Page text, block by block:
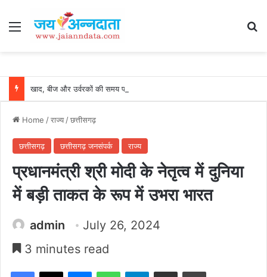
Menu
Home /राज्य/छत्तीसगढ़
छत्तीसगढ़ छत्तीसगढ़ जनसंपर्क राज्य
प्रधानमंत्री श्री मोदी के नेतृत्व में दुनिया
में बड़ी ताकत के रूप में उभरा भारत
admin
July 26, 2024
3 minutes read
Facebook
X MessengerWhatsAppTelegramShare via Email Print